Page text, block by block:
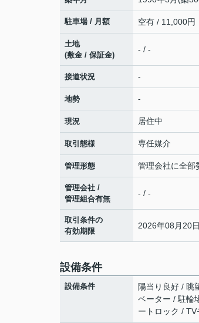
駐車場 / 月額 空有 / 11,000円
土地
(敷金 / 保証金)
- / -
接道状況 -
地勢 -
現況 居住中
取引態様 専任媒介
管理形態 管理会社に全部
管理会社 /
管理組合有無
- / -
取引条件の
有効期限
2026年08月20日
設備条件
設備条件
陽当り良好 / 眺
ベーター / 駐輪
ートロック /